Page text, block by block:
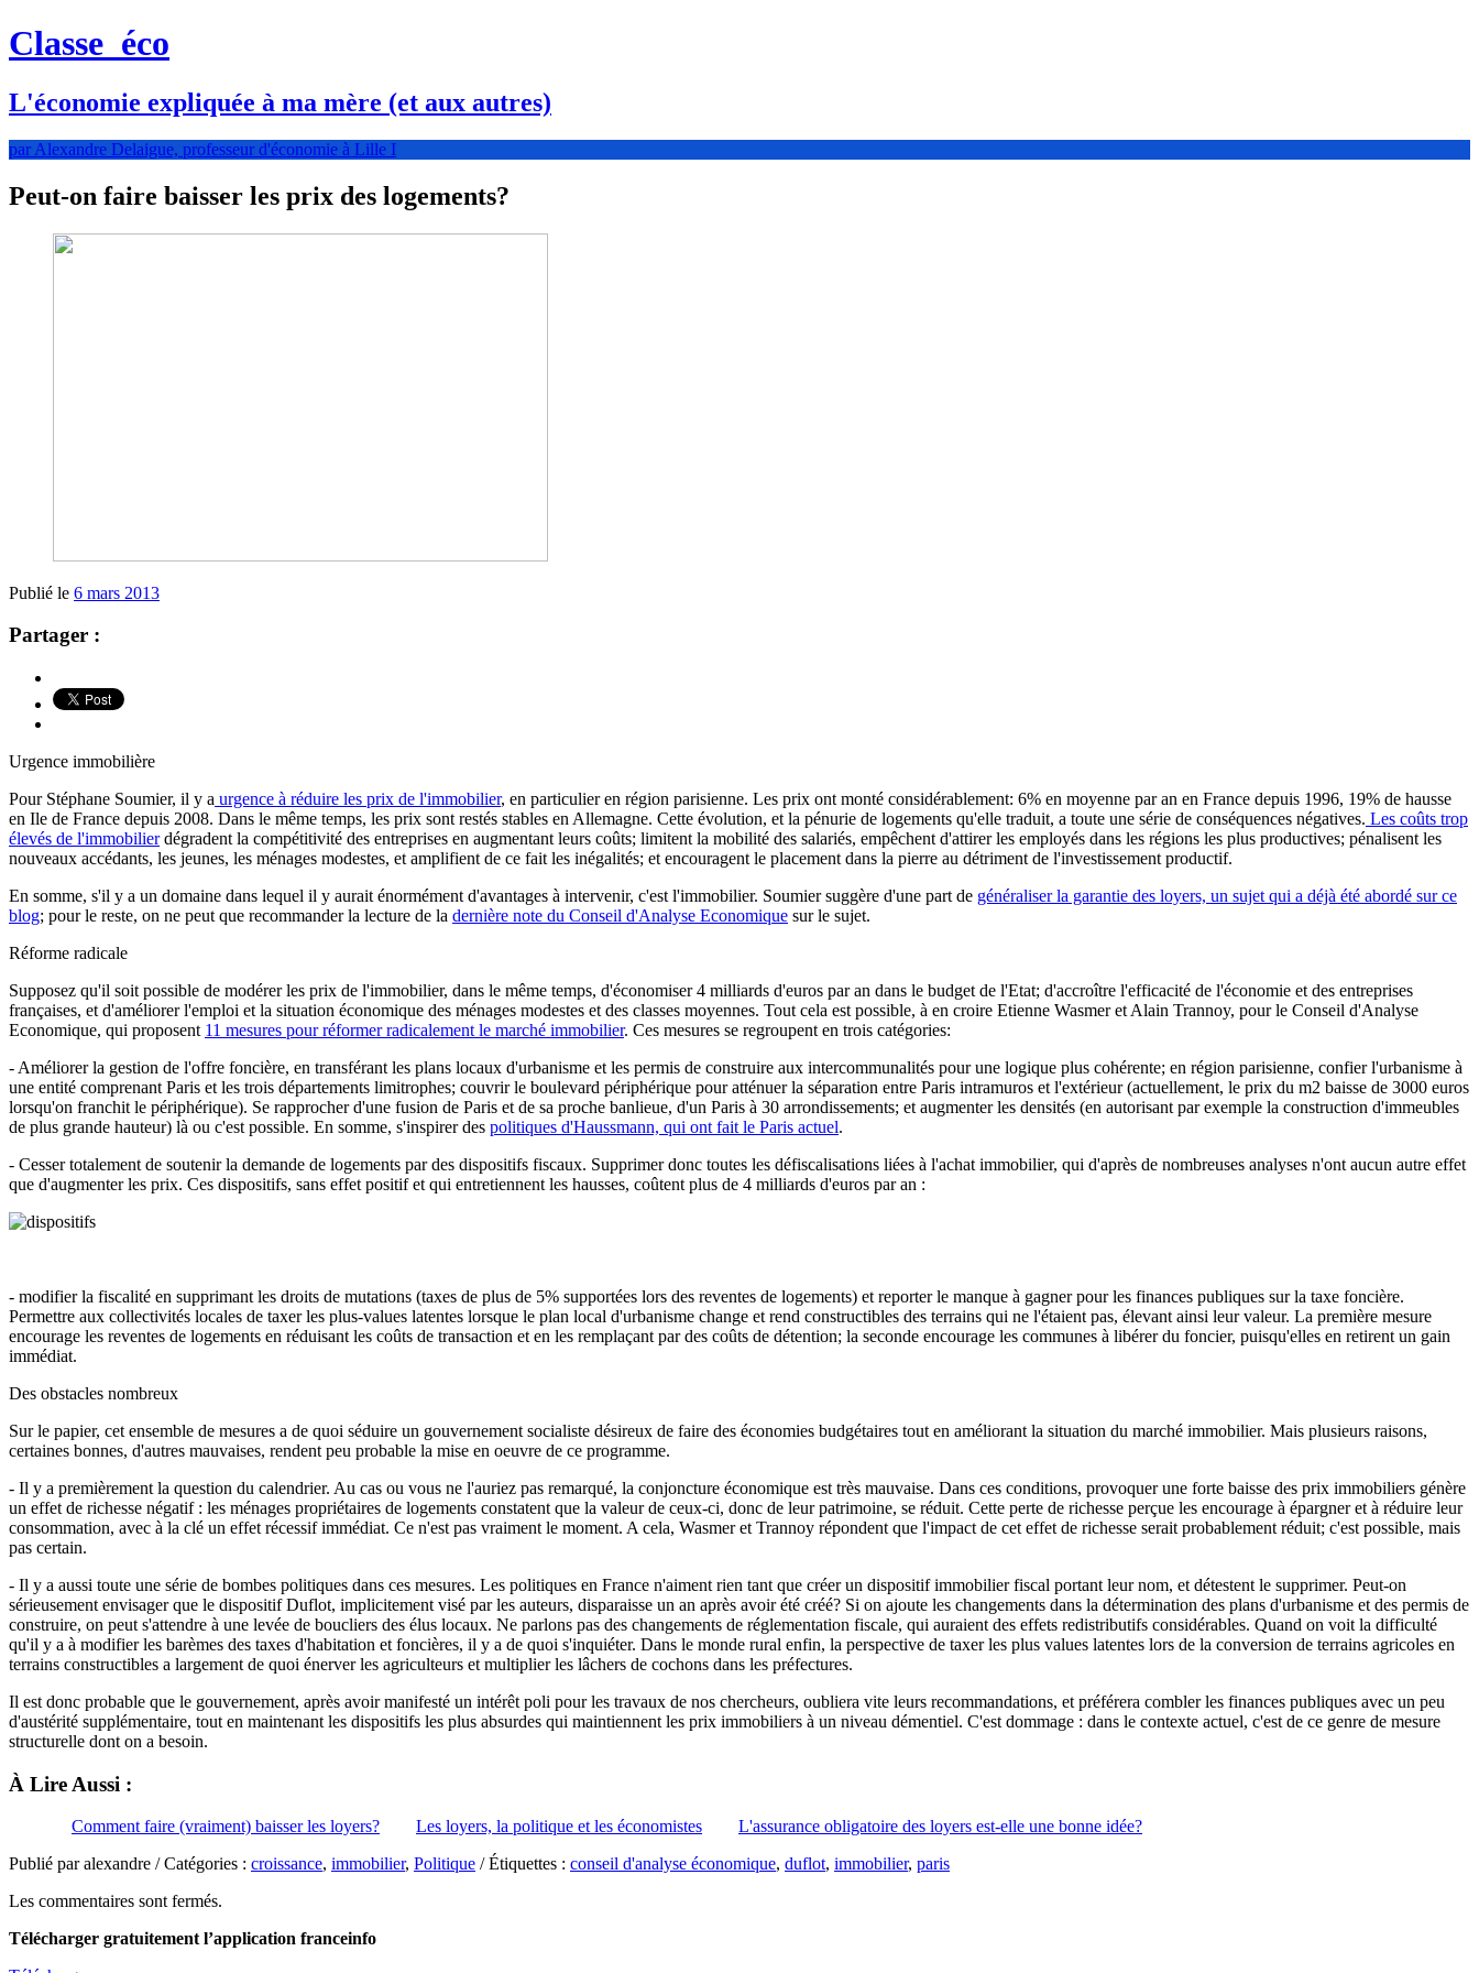
Classe éco
L'économie expliquée à ma mère (et aux autres)
par Alexandre Delaigue, professeur d'économie à Lille I
Peut-on faire baisser les prix des logements?
Publié le 6 mars 2013
Partager :
Urgence immobilière
Pour Stéphane Soumier, il y a urgence à réduire les prix de l'immobilier, en particulier en région parisienne. Les prix ont monté considérablement: 6% en moyenne par an en France depuis 1996, 19% de hausse
en Ile de France depuis 2008. Dans le même temps, les prix sont restés stables en Allemagne. Cette évolution, et la pénurie de logements qu'elle traduit, a toute une série de conséquences négatives. Les coûts trop
élevés de l'immobilierdégradent la compétitivité des entreprises en augmentant leurs coûts; limitent la mobilité des salariés, empêchent d'attirer les employés dans les régions les plus productives; pénalisent les
nouveaux accédants, les jeunes, les ménages modestes, et amplifient de ce fait les inégalités; et encouragent le placement dans la pierre au détriment de l'investissement productif.
En somme, s'il y a un domaine dans lequel il y aurait énormément d'avantages à intervenir, c'est l'immobilier. Soumier suggère d'une part de généraliser la garantie des loyers, un sujet qui a déjà été abordé sur ce
blog; pour le reste, on ne peut que recommander la lecture de la dernière note du Conseil d'Analyse Economique sur le sujet.
Réforme radicale
Supposez qu'il soit possible de modérer les prix de l'immobilier, dans le même temps, d'économiser 4 milliards d'euros par an dans le budget de l'Etat; d'accroître l'efficacité de l'économie et des entreprises
françaises, et d'améliorer l'emploi et la situation économique des ménages modestes et des classes moyennes. Tout cela est possible, à en croire Etienne Wasmer et Alain Trannoy, pour le Conseil d'Analyse
Economique, qui proposent 11 mesures pour réformer radicalement le marché immobilier. Ces mesures se regroupent en trois catégories:
- Améliorer la gestion de l'offre foncière, en transférant les plans locaux d'urbanisme et les permis de construire aux intercommunalités pour une logique plus cohérente; en région parisienne, confier l'urbanisme à
une entité comprenant Paris et les trois départements limitrophes; couvrir le boulevard périphérique pour atténuer la séparation entre Paris intramuros et l'extérieur (actuellement, le prix du m2 baisse de 3000 euros
lorsqu'on franchit le périphérique). Se rapprocher d'une fusion de Paris et de sa proche banlieue, d'un Paris à 30 arrondissements; et augmenter les densités (en autorisant par exemple la construction d'immeubles
de plus grande hauteur) là ou c'est possible. En somme, s'inspirer des politiques d'Haussmann, qui ont fait le Paris actuel.
- Cesser totalement de soutenir la demande de logements par des dispositifs fiscaux. Supprimer donc toutes les défiscalisations liées à l'achat immobilier, qui d'après de nombreuses analyses n'ont aucun autre effet
que d'augmenter les prix. Ces dispositifs, sans effet positif et qui entretiennent les hausses, coûtent plus de 4 milliards d'euros par an :
- modifier la fiscalité en supprimant les droits de mutations (taxes de plus de 5% supportées lors des reventes de logements) et reporter le manque à gagner pour les finances publiques sur la taxe foncière.
Permettre aux collectivités locales de taxer les plus-values latentes lorsque le plan local d'urbanisme change et rend constructibles des terrains qui ne l'étaient pas, élevant ainsi leur valeur. La première mesure
encourage les reventes de logements en réduisant les coûts de transaction et en les remplaçant par des coûts de détention; la seconde encourage les communes à libérer du foncier, puisqu'elles en retirent un gain
immédiat.
Des obstacles nombreux
Sur le papier, cet ensemble de mesures a de quoi séduire un gouvernement socialiste désireux de faire des économies budgétaires tout en améliorant la situation du marché immobilier. Mais plusieurs raisons,
certaines bonnes, d'autres mauvaises, rendent peu probable la mise en oeuvre de ce programme.
- Il y a premièrement la question du calendrier. Au cas ou vous ne l'auriez pas remarqué, la conjoncture économique est très mauvaise. Dans ces conditions, provoquer une forte baisse des prix immobiliers génère
un effet de richesse négatif : les ménages propriétaires de logements constatent que la valeur de ceux-ci, donc de leur patrimoine, se réduit. Cette perte de richesse perçue les encourage à épargner et à réduire leur
consommation, avec à la clé un effet récessif immédiat. Ce n'est pas vraiment le moment. A cela, Wasmer et Trannoy répondent que l'impact de cet effet de richesse serait probablement réduit; c'est possible, mais
pas certain.
- Il y a aussi toute une série de bombes politiques dans ces mesures. Les politiques en France n'aiment rien tant que créer un dispositif immobilier fiscal portant leur nom, et détestent le supprimer. Peut-on
sérieusement envisager que le dispositif Duflot, implicitement visé par les auteurs, disparaisse un an après avoir été créé? Si on ajoute les changements dans la détermination des plans d'urbanisme et des permis de
construire, on peut s'attendre à une levée de boucliers des élus locaux. Ne parlons pas des changements de réglementation fiscale, qui auraient des effets redistributifs considérables. Quand on voit la difficulté
qu'il y a à modifier les barèmes des taxes d'habitation et foncières, il y a de quoi s'inquiéter. Dans le monde rural enfin, la perspective de taxer les plus values latentes lors de la conversion de terrains agricoles en
terrains constructibles a largement de quoi énerver les agriculteurs et multiplier les lâchers de cochons dans les préfectures.
Il est donc probable que le gouvernement, après avoir manifesté un intérêt poli pour les travaux de nos chercheurs, oubliera vite leurs recommandations, et préférera combler les finances publiques avec un peu
d'austérité supplémentaire, tout en maintenant les dispositifs les plus absurdes qui maintiennent les prix immobiliers à un niveau démentiel. C'est dommage : dans le contexte actuel, c'est de ce genre de mesure
structurelle dont on a besoin.
À Lire Aussi :
Comment faire (vraiment) baisser les loyers? Les loyers, la politique et les économistes
L'assurance obligatoire des loyers est-elle une bonne idée?
Publié par alexandre / Catégories : croissance, immobilier, Politique / Étiquettes : conseil d'analyse économique, duflot, immobilier, paris
Les commentaires sont fermés.
Télécharger gratuitement l’application franceinfo